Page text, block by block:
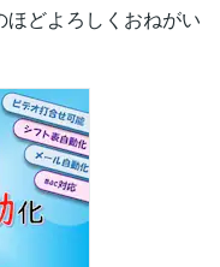
どよろしくおねがい